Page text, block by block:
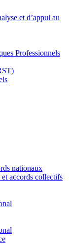
et d’appui au
Professionnels
nationaux
accords collectifs